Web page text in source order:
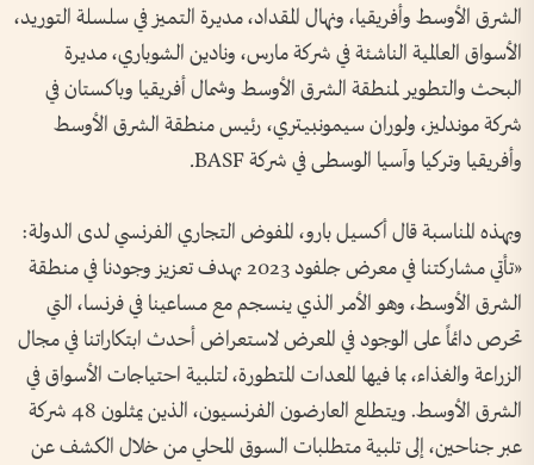
الشرق الأوسط وأفريقيا، ونهال المقداد، مديرة التميز في سلسلة التوريد،
الأسواق العالمية الناشئة في شركة مارس، ونادين الشوباري، مديرة
البحث والتطوير لمنطقة الشرق الأوسط وشمال أفريقيا وباكستان في
شركة موندليز، ولوران سيمونبيتري، رئيس منطقة الشرق الأوسط
وأفريقيا وتركيا وآسيا الوسطى في شركة
وبهذه المناسبة قال أكسيل بارو، المفوض التجاري الفرنسي لدى الدولة:
«تأتي مشاركتنا في معرض جلفود 2023 بهدف تعزيز وجودنا في منطقة
الشرق الأوسط، وهو الأمر الذي ينسجم مع مساعينا في فرنسا، التي
تحرص دائماً على الوجود في المعرض لاستعراض أحدث ابتكاراتنا في مجال
الزراعة والغذاء، بما فيها المعدات المتطورة، لتلبية احتياجات الأسواق في
الشرق الأوسط. ويتطلع العارضون الفرنسيون، الذين يمثلون 48 شركة
عبر جناحين، إلى تلبية متطلبات السوق المحلي من خلال الكشف عن